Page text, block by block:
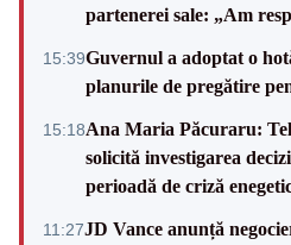
partenerei sale: „Am
15:39Guvernul a adoptat o
planurile de pregătire
15:18Ana Maria Păcuraru:
solicită investigarea
perioadă de criză
11:27JD Vance anunță